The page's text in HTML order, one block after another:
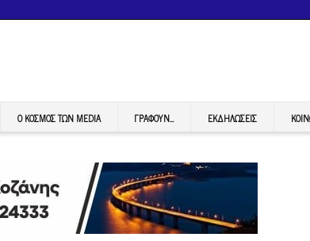
Ο ΚΟΣΜΟΣ ΤΩΝ MEDIA ΓΡΆΦΟΥΝ… ΕΚΔΗΛΏΣΕΙΣ